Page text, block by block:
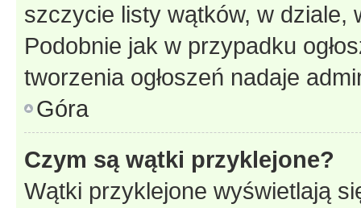
szczycie listy wątków, w dziale,
Podobnie jak w przypadku
tworzenia ogłoszeń nadaje
Góra
Czym są wątki przyklejone?
Wątki przyklejone wyświetlają